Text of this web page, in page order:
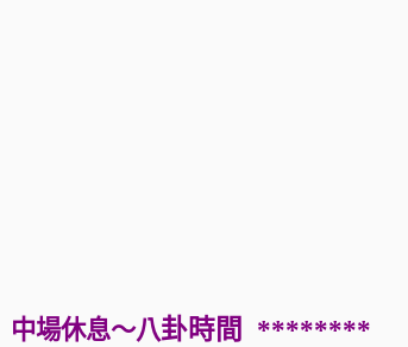
中場休息～八卦時間 ********